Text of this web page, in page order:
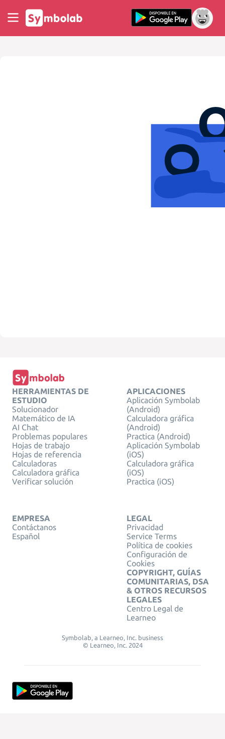
HERRAMIENTAS DE
ESTUDIO
Solucionador
Matemático de IA
AI Chat
Problemas populares
Hojas de trabajo
Hojas de referencia
Calculadoras
Calculadora gráfica
Verificar solución
APLICACIONES
Aplicación Symbolab
(Android)
Calculadora gráfica
(Android)
Practica (Android)
Aplicación Symbolab
(iOS)
Calculadora gráfica
(iOS)
Practica (iOS)
EMPRESA
Contáctanos
Español
LEGAL
Privacidad
Service Terms
Política de cookies
Configuración de
Cookies
COPYRIGHT, GUÍAS
COMUNITARIAS, DSA
& OTROS RECURSOS
LEGALES
Centro Legal de
Learneo
Symbolab, a Learneo, Inc. business
© Learneo, Inc. 2024